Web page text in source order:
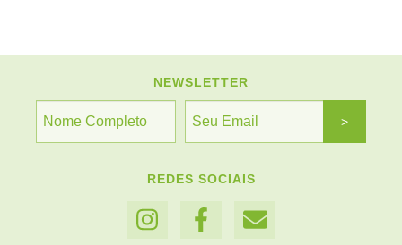
NEWSLETTER
REDES SOCIAIS